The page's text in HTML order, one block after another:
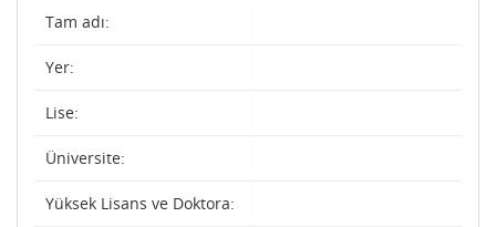
Tam adı:
Yer:
Lise:
Üniversite:
Yüksek Lisans ve Doktora: